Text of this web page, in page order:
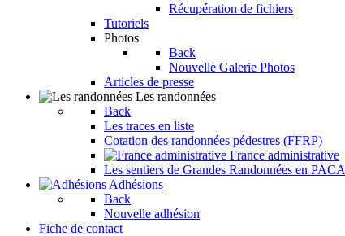
Récupération de fichiers
Tutoriels
Photos
Back
Nouvelle Galerie Photos
Articles de presse
Les randonnées
Back
Les traces en liste
Cotation des randonnées pédestres (FFRP)
France administrative
Les sentiers de Grandes Randonnées en PACA
Adhésions
Back
Nouvelle adhésion
Fiche de contact